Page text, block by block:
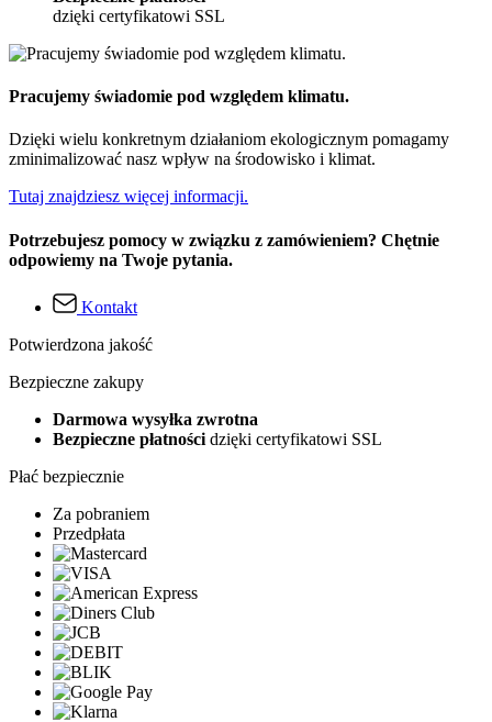
dzięki certyfikatowi SSL
Pracujemy świadomie pod względem klimatu.
Dzięki wielu konkretnym działaniom ekologicznym pomagamy
zminimalizować nasz wpływ na środowisko i klimat.
Tutaj znajdziesz więcej informacji.
Potrzebujesz pomocy w związku z zamówieniem? Chętnie
odpowiemy na Twoje pytania.
Kontakt
Potwierdzona jakość
Bezpieczne zakupy
Darmowa wysyłka zwrotna
Bezpieczne płatności dzięki certyfikatowi SSL
Płać bezpiecznie
Za pobraniem
Przedpłata